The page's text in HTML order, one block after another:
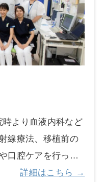
ております。イン
導が必要なケース
めた医療スタッフ
依頼の主な疾患
く(図2)、周術期の
時の血糖コントロ
す。 図１ DCTの
時より血液内科など
線療法、移植前の
口腔ケアを行って
診療に周術期口腔
詳細はこちら →